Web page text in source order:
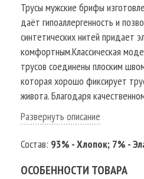
Трусы мужские брифы
даёт гипоаллергенность и
синтетических нитей придает
комфортным.Классическая
трусов соединены плоским
которая хорошо фиксирует
живота. Благодаря
многократных стирок. Со
Выверенные конструкции
идеальную посадку и комфорт
для длительной ходьбы.
Развернуть описание
Состав: 93% - Хлопок; 7% -
ОСОБЕННОСТИ ТОВАРА